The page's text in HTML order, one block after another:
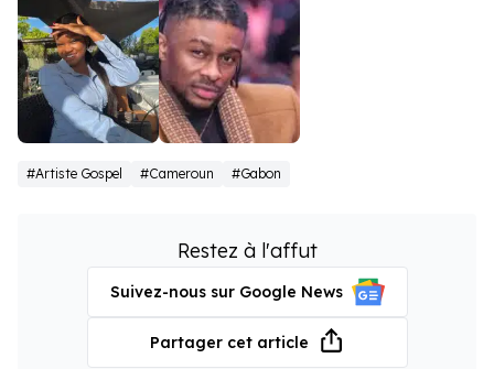
Indira
ks Bloom
#Artiste Gospel #Cameroun #Gabon
Restez à l'affut
Suivez-nous sur Google News
Partager cet article